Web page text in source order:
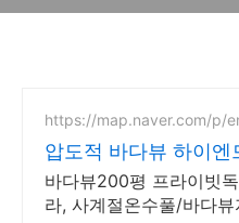
https://map.naver.com/p/
압도적 바다뷰 하이엔
7-8월 한정 수영장 포
바다뷰200평 프라이빗
라, 사계절온수풀/바다뷰